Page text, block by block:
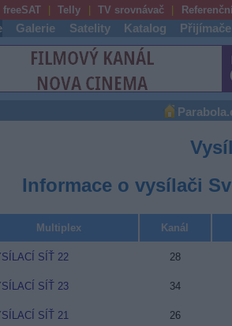
freeSAT Telly TV srovnávač
Galerie Satelity Katalog Přijímače
Informace o vysílači
Multiplex Kanál
SÍŤ 22 28
SÍŤ 23 34
SÍŤ 21 26